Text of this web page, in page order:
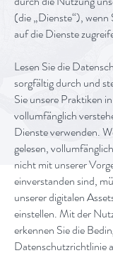
(die „Dienste“), wenn
auf die Dienste
Lesen Sie die
sorgfältig durch und
Sie unsere Praktiken
vollumfänglich
Dienste verwenden.
gelesen,
nicht mit unserer
einverstanden sind,
unserer digitalen
einstellen. Mit der
erkennen Sie die
Datenschutzrichtlinie